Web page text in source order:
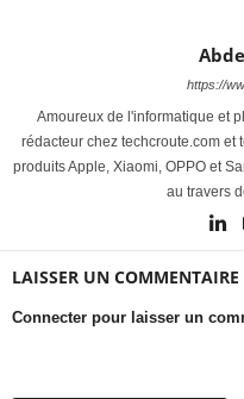
https://
Amoureux de l'informatique et
rédacteur chez techcroute.com et
produits Apple, Xiaomi, OPPO et
au travers
LAISSER UN COMMENTAIRE
Connecter pour laisser un